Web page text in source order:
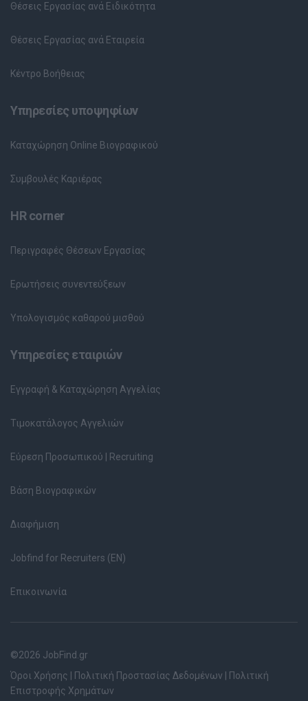
Θέσεις Εργασίας ανά Ειδικότητα
Θέσεις Εργασίας ανά Εταιρεία
Κέντρο Βοήθειας
Υπηρεσίες υποψηφίων
Καταχώρηση Online Βιογραφικού
Συμβουλές Καριέρας
HR corner
Περιγραφές Θέσεων Εργασίας
Ερωτήσεις συνεντεύξεων
Υπολογισμός καθαρού μισθού
Υπηρεσίες εταιριών
Εγγραφή & Καταχώρηση Αγγελίας
Τιμοκατάλογος Αγγελιών
Εύρεση Προσωπικού | Recruiting
Βάση Βιογραφικών
Διαφήμιση
Jobfind for Recruiters (EN)
Επικοινωνία
©2026 JobFind.gr
Όροι Χρήσης
Πολιτική Προστασίας Δεδομένων
Πολιτική
Επιστροφής Χρημάτων